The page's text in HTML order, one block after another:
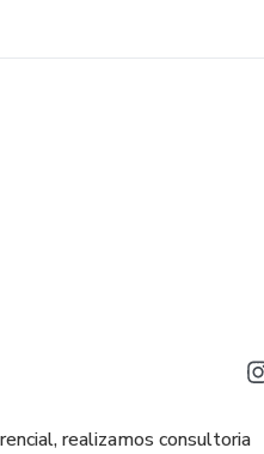
realizamos consultoria